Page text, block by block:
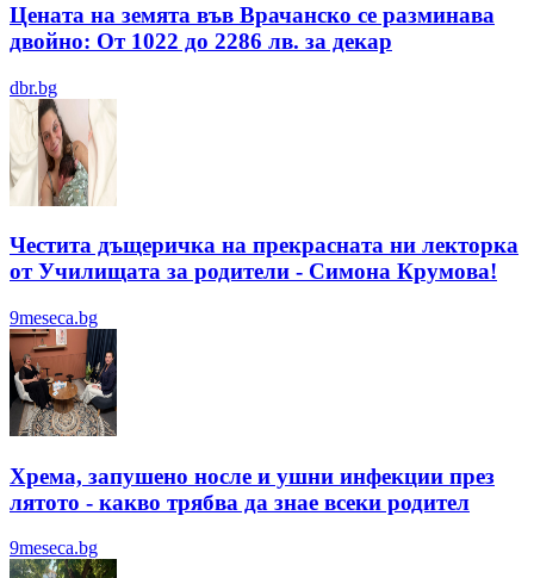
Цената на земята във Врачанско се разминава
двойно: От 1022 до 2286 лв. за декар
dbr.bg
Честита дъщеричка на прекрасната ни лекторка
от Училищата за родители - Симона Крумова!
9meseca.bg
Хрема, запушено носле и ушни инфекции през
лятотo - какво трябва да знае всеки родител
9meseca.bg